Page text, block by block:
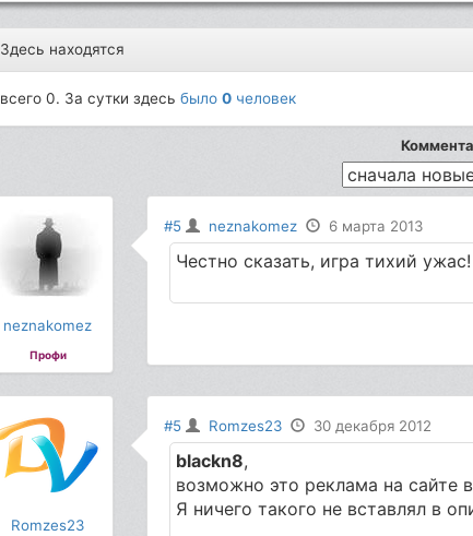
Здесь находятся
всего 0. За сутки здесьбыло0 человек
neznakomez
Профи
#5 neznakomez 6 марта 2013
Честно сказать, игра тихий ужас!
Romzes23
#5 Romzes23 30 декабря 2012
blackn8,
возможно это реклама на сайте
Я ничего такого не вставлял в